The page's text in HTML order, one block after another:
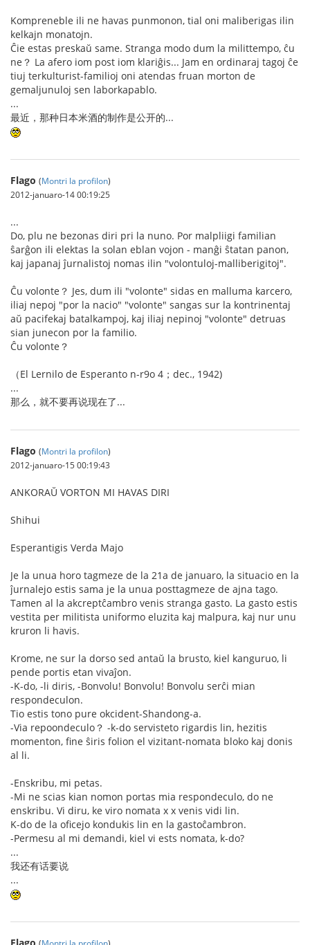
Kompreneble ili ne havas punmonon, tial oni maliberigas ilin
kelkajn monatojn.
Ĉie estas preskaŭ same. Stranga modo dum la milittempo, ĉu
ne？ La afero iom post iom klariĝis... Jam en ordinaraj tagoj ĉe
tiuj terkulturist-familioj oni atendas fruan morton de
gemaljunuloj sen laborkapablo.
...
最近，那种日本米酒的制作是公开的...
Flago (Montri la profilon)
2012-januaro-14 00:19:25
...
Do, plu ne bezonas diri pri la nuno. Por malpliigi familian
ŝarĝon ili elektas la solan eblan vojon - manĝi ŝtatan panon,
kaj japanaj ĵurnalistoj nomas ilin "volontuloj-malliberigitoj".
Ĉu volonte？ Jes, dum ili "volonte" sidas en malluma karcero,
iliaj nepoj "por la nacio" "volonte" sangas sur la kontrinentaj
aŭ pacifekaj batalkampoj, kaj iliaj nepinoj "volonte" detruas
sian junecon por la familio.
Ĉu volonte？
（El Lernilo de Esperanto n-r9o 4；dec., 1942)
...
那么，就不要再说现在了...
Flago (Montri la profilon)
2012-januaro-15 00:19:43
ANKORAŬ VORTON MI HAVAS DIRI
Shihui
Esperantigis Verda Majo
Je la unua horo tagmeze de la 21a de januaro, la situacio en la
ĵurnalejo estis sama je la unua posttagmeze de ajna tago.
Tamen al la akcreptĉambro venis stranga gasto. La gasto estis
vestita per militista uniformo eluzita kaj malpura, kaj nur unu
kruron li havis.
Krome, ne sur la dorso sed antaŭ la brusto, kiel kanguruo, li
pende portis etan vivaĵon.
-K-do, -li diris, -Bonvolu! Bonvolu! Bonvolu serĉi mian
respondeculon.
Tio estis tono pure okcident-Shandong-a.
-Via repoondeculo？ -k-do servisteto rigardis lin, hezitis
momenton, fine ŝiris folion el vizitant-nomata bloko kaj donis
al li.
-Enskribu, mi petas.
-Mi ne scias kian nomon portas mia respondeculo, do ne
enskribu. Vi diru, ke viro nomata x x venis vidi lin.
K-do de la oficejo kondukis lin en la gastoĉambron.
-Permesu al mi demandi, kiel vi ests nomata, k-do?
...
我还有话要说
...